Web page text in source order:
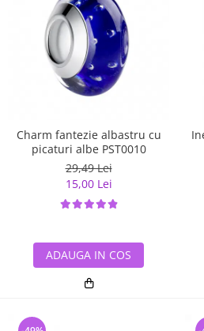
Charm fantezie albastru cu
picaturi albe PST0010
29,49 Lei
15,00 Lei
ADAUGA IN COS